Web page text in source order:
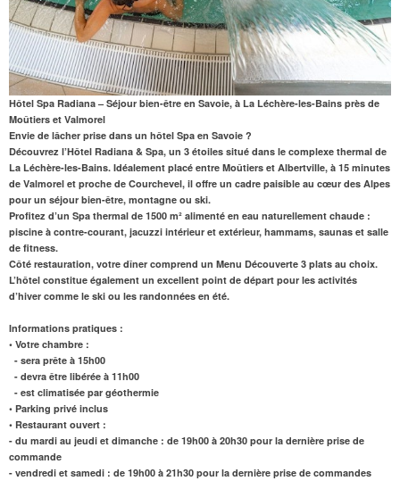
Hôtel Spa Radiana – Séjour bien-être en Savoie, à La Léchère-les-Bains près de
Moûtiers et Valmorel
Envie de lâcher prise dans un hôtel Spa en Savoie ?
Découvrez l’Hôtel Radiana & Spa, un 3 étoiles situé dans le complexe thermal de
La Léchère-les-Bains. Idéalement placé entre Moûtiers et Albertville, à 15 minutes
de Valmorel et proche de Courchevel, il offre un cadre paisible au cœur des Alpes
pour un séjour bien-être, montagne ou ski.
Profitez d’un Spa thermal de 1500 m² alimenté en eau naturellement chaude :
piscine à contre-courant, jacuzzi intérieur et extérieur, hammams, saunas et salle
de fitness.
Côté restauration, votre dîner comprend un Menu Découverte 3 plats au choix.
L’hôtel constitue également un excellent point de départ pour les activités
d’hiver comme le ski ou les randonnées en été.
Informations pratiques :
• Votre chambre :
- sera prête à 15h00
- devra être libérée à 11h00
- est climatisée par géothermie
• Parking privé inclus
• Restaurant ouvert :
- du mardi au jeudi et dimanche : de 19h00 à 20h30 pour la dernière prise de
commande
- vendredi et samedi : de 19h00 à 21h30 pour la dernière prise de commandes